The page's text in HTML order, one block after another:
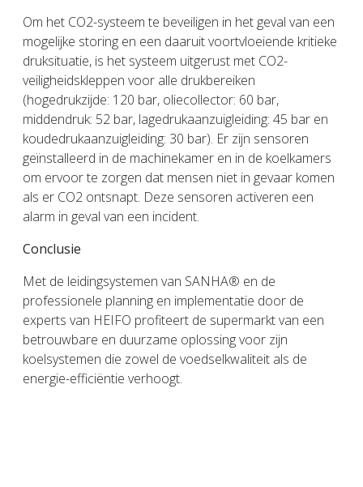
Om het CO2-systeem te beveiligen in het geval van een
mogelijke storing en een daaruit voortvloeiende kritieke
druksituatie, is het systeem uitgerust met CO2-
veiligheidskleppen voor alle drukbereiken
(hogedrukzijde: 120 bar, oliecollector: 60 bar,
middendruk: 52 bar, lagedrukaanzuigleiding: 45 bar en
koudedrukaanzuigleiding: 30 bar). Er zijn sensoren
geïnstalleerd in de machinekamer en in de koelkamers
om ervoor te zorgen dat mensen niet in gevaar komen
als er CO2 ontsnapt. Deze sensoren activeren een
alarm in geval van een incident.
Conclusie
Met de leidingsystemen van SANHA® en de
professionele planning en implementatie door de
experts van HEIFO profiteert de supermarkt van een
betrouwbare en duurzame oplossing voor zijn
koelsystemen die zowel de voedselkwaliteit als de
energie-efficiëntie verhoogt.